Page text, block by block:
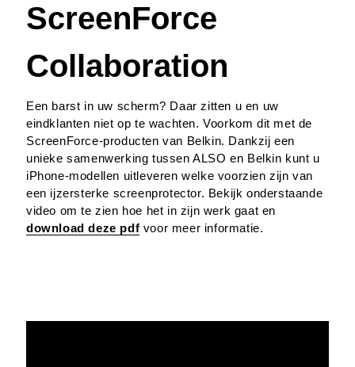
ScreenForce
Collaboration
Een barst in uw scherm? Daar zitten u en uw
eindklanten niet op te wachten. Voorkom dit met de
ScreenForce-producten van Belkin. Dankzij een
unieke samenwerking tussen ALSO en Belkin kunt u
iPhone-modellen uitleveren welke voorzien zijn van
een ijzersterke screenprotector. Bekijk onderstaande
video om te zien hoe het in zijn werk gaat en
download deze pdf voor meer informatie.